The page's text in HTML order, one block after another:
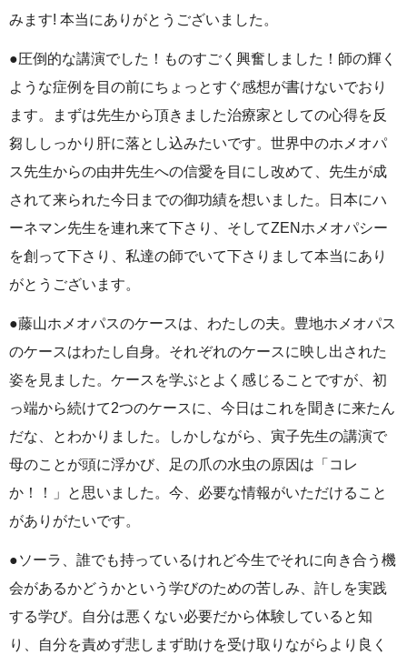
みます! 本当にありがとうございました。
●圧倒的な講演でした！ものすごく興奮しました！師の輝く
ような症例を目の前にちょっとすぐ感想が書けないでおり
ます。まずは先生から頂きました治療家としての心得を反
芻ししっかり肝に落とし込みたいです。世界中のホメオパ
ス先生からの由井先生への信愛を目にし改めて、先生が成
されて来られた今日までの御功績を想いました。日本にハ
ーネマン先生を連れ来て下さり、そしてZENホメオパシー
を創って下さり、私達の師でいて下さりまして本当にあり
がとうございます。
●藤山ホメオパスのケースは、わたしの夫。豊地ホメオパス
のケースはわたし自身。それぞれのケースに映し出された
姿を見ました。ケースを学ぶとよく感じることですが、初
っ端から続けて2つのケースに、今日はこれを聞きに来たん
だな、とわかりました。しかしながら、寅子先生の講演で
母のことが頭に浮かび、足の爪の水虫の原因は「コレ
か！！」と思いました。今、必要な情報がいただけること
がありがたいです。
●ソーラ、誰でも持っているけれど今生でそれに向き合う機
会があるかどうかという学びのための苦しみ、許しを実践
する学び。自分は悪くない必要だから体験していると知
り、自分を責めず悲しまず助けを受け取りながらより良く